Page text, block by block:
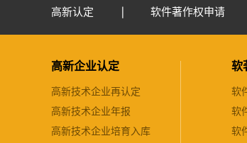
高新认定 软件著作权申请
高新企业认定
高新技术企业再认定
高新技术企业年报
高新技术企业培育入库
软
软
软
软